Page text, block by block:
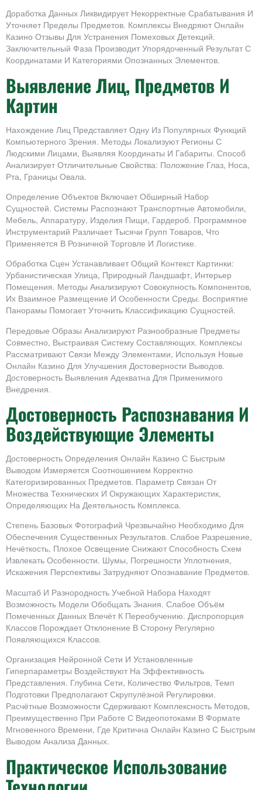
Доработка Данных Ликвидирует Некорректные Срабатывания И
Уточняет Пределы Предметов. Комплексы Внедряют Онлайн
Казино Отзывы Для Устранения Помеховых Детекций.
Заключительный Фаза Производит Упорядоченный Результат С
Координатами И Категориями Опознанных Элементов.
Выявление Лиц, Предметов И
Картин
Нахождение Лиц Представляет Одну Из Популярных Функций
Компьютерного Зрения. Методы Локализуют Регионы С
Людскими Лицами, Выявляя Координаты И Габариты. Способ
Анализирует Отличительные Свойства: Положение Глаз, Носа,
Рта, Границы Овала.
Определение Объектов Включает Обширный Набор
Сущностей. Системы Распознают Транспортные Автомобили,
Мебель, Аппаратуру, Изделия Пищи, Гардероб. Программное
Инструментарий Различает Тысячи Групп Товаров, Что
Применяется В Розничной Торговле И Логистике.
Обработка Сцен Устанавливает Общий Контекст Картинки:
Урбанистическая Улица, Природный Ландшафт, Интерьер
Помещения. Методы Анализируют Совокупность Компонентов,
Их Взаимное Размещение И Особенности Среды. Восприятие
Панорамы Помогает Уточнить Классификацию Сущностей.
Передовые Образы Анализируют Разнообразные Предметы
Совместно, Выстраивая Систему Составляющих. Комплексы
Рассматривают Связи Между Элементами, Используя Новые
Онлайн Казино Для Улучшения Достоверности Выводов.
Достоверность Выявления Адекватна Для Применимого
Внедрения.
Достоверность Распознавания И
Воздействующие Элементы
Достоверность Определения Онлайн Казино С Быстрым
Выводом Измеряется Соотношением Корректно
Категоризированных Предметов. Параметр Связан От
Множества Технических И Окружающих Характеристик,
Определяющих На Деятельность Комплекса.
Степень Базовых Фотографий Чрезвычайно Необходимо Для
Обеспечения Существенных Результатов. Слабое Разрешение,
Нечёткость, Плохое Освещение Снижают Способность Схем
Извлекать Особенности. Шумы, Погрешности Уплотнения,
Искажения Перспективы Затрудняют Опознавание Предметов.
Масштаб И Разнородность Учебной Набора Находят
Возможность Модели Обобщать Знания. Слабое Объём
Помеченных Данных Влечёт К Переобучению. Диспропорция
Классов Порождает Отклонение В Сторону Регулярно
Появляющихся Классов.
Организация Нейронной Сети И Установленные
Гиперпараметры Воздействуют На Эффективность
Представления. Глубина Сети, Количество Фильтров, Темп
Подготовки Предполагают Скрупулёзной Регулировки.
Расчётные Возможности Сдерживают Комплексность Методов,
Преимущественно При Работе С Видеопотоками В Формате
Мгновенного Времени, Где Критична Онлайн Казино С Быстрым
Выводом Анализа Данных.
Практическое Использование